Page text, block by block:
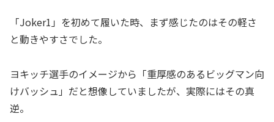
「Joker1」を初めて履いた時、まず感じたのはその軽さ
と動きやすさでした。
ヨキッチ選手のイメージから「重厚感のあるビッグマン向
けバッシュ」だと想像していましたが、実際にはその真
逆。